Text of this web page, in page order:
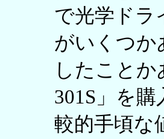
で光学ドラ
がいくつか
したこと
301S」を
較的手頃な